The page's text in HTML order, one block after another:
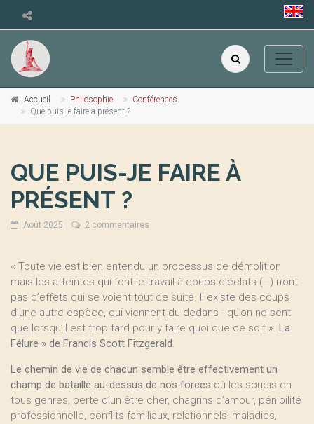
Accueil Philosophie
Conférences
Que puis-je faire à présent ?
QUE PUIS-JE FAIRE À
PRÉSENT ?
Août 2025 2 commentaires
« Toute vie est bien entendu un processus de démolition
mais les atteintes qui font le travail à coups d’éclats (…) n’ont
pas d’effets qui se voient tout de suite. Il existe des coups
d’une autre espèce, qui viennent du dedans - qu’on ne sent
que lorsqu’il est trop tard pour y faire quoi que ce soit ». La
Félure » de Francis Scott Fitzgerald­.
Le chemin de vie de chacun semble être effectivement un
champ de bataille au-dessus de nos forces ­ où les soucis en
tous genres, perte d’un être cher, chagrins d’amour, pénibilité
professionnelle, conflits familiaux, relationnels, maladies,